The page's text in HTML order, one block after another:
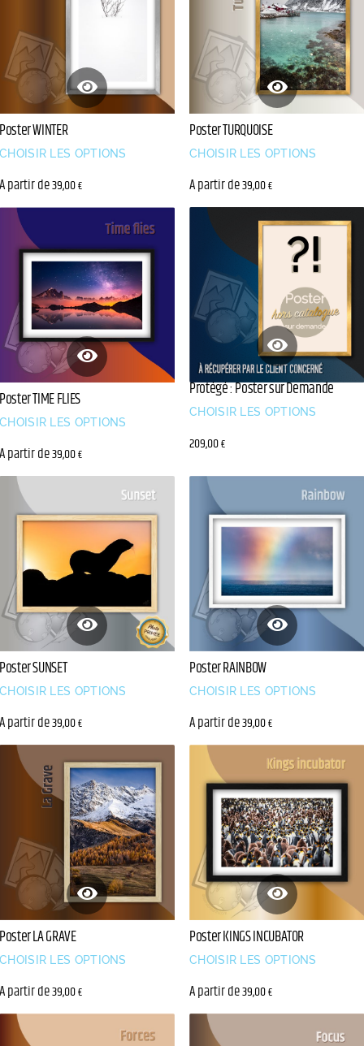
Poster WINTER
A partir de39,00€
CHOISIR LES OPTIONS
Poster TURQUOISE
A partir de39,00€
CHOISIR LES OPTIONS
Poster TIME FLIES
A partir de39,00€
CHOISIR LES OPTIONS
Protégé : Poster sur Demande
209,00€
CHOISIR LES OPTIONS
Poster SUNSET
A partir de39,00€
CHOISIR LES OPTIONS
Poster RAINBOW
A partir de39,00€
CHOISIR LES OPTIONS
Poster LA GRAVE
A partir de39,00€
CHOISIR LES OPTIONS
Poster KINGS INCUBATOR
A partir de39,00€
CHOISIR LES OPTIONS